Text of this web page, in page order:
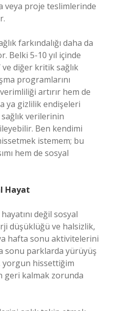
veya proje teslimlerinde
farkındalığı daha da
Belki 5-10 yıl içinde
ve diğer kritik sağlık
programlarını
artırır hem de
ya gizlilik endişeleri
verilerinin
Ben kendimi
istemem; bu
hem de sosyal
Hayat
değil sosyal
düşüklüğü ve halsizlik,
hafta sonu aktivitelerini
sonu parklarda yürüyüş
yorgun hissettiğim
geri kalmak zorunda